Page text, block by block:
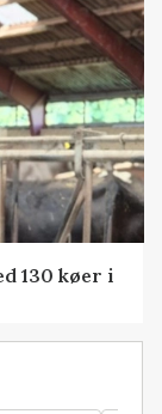
130 køer i